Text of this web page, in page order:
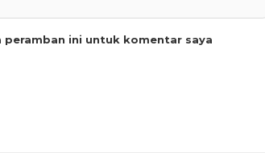
peramban ini untuk komentar saya